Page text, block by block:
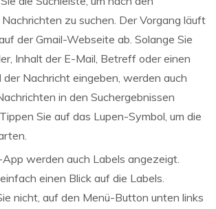
zu suchen. Der Vorgang läuft
der Gmail-Webseite ab. Solange Sie
Inhalt der E-Mail, Betreff oder einen
der Nachricht eingeben, werden auch
in den Suchergebnissen
Sie auf das Lupen-Symbol, um die
App werden auch Labels angezeigt.
einen Blick auf die Labels.
nicht, auf den Menü-Button unten links